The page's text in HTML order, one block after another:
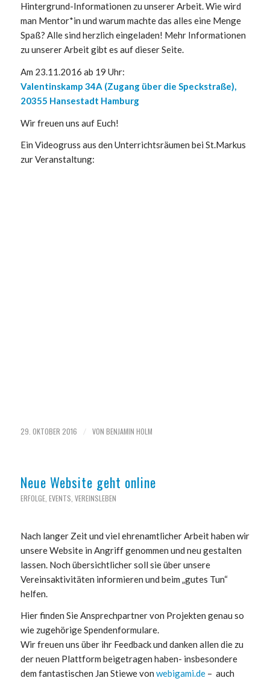
Hintergrund-Informationen zu unserer Arbeit. Wie wird
man Mentor*in und warum machte das alles eine Menge
Spaß? Alle sind herzlich eingeladen! Mehr Informationen
zu unserer Arbeit gibt es auf dieser Seite.
Am 23.11.2016 ab 19 Uhr:
Valentinskamp 34A (Zugang über die Speckstraße),
20355 Hansestadt Hamburg
Wir freuen uns auf Euch!
Ein Videogruss aus den Unterrichtsräumen bei St.Markus
zur Veranstaltung:
29. OKTOBER 2016 / VON BENJAMIN HOLM
Neue Website geht online
ERFOLGE, EVENTS VEREINSLEBEN
Nach langer Zeit und viel ehrenamtlicher Arbeit haben wir
unsere Website in Angriff genommen und neu gestalten
lassen. Noch übersichtlicher soll sie über unsere
Vereinsaktivitäten informieren und beim „gutes Tun“
helfen.
Hier finden Sie Ansprechpartner von Projekten genau so
wie zugehörige Spendenformulare.
Wir freuen uns über ihr Feedback und danken allen die zu
der neuen Plattform beigetragen haben- insbesondere
dem fantastischen Jan Stiewe von webigami.de– auch